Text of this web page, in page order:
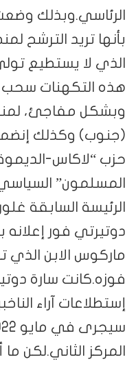
الرئاسي.وبذلك
بأنها تريد الترشح
الذي لا يستطيع
هذه التكهنات سحب
وبشكل مفاجئ،
(جنوب) وكذلك
حزب “لاكاس-
المسلمون”
الرئيسة السابقة
دوتيرتي فور إعلانه
ماركوس الابن الذي
إستطلاعات آراء
المركز الثاني.لكن